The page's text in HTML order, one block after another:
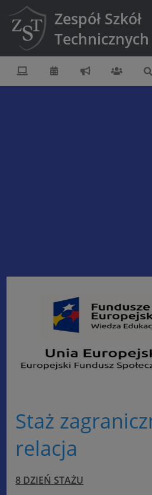
Zespół Szkół
Technicznych
Staż
relacja
8 DZIEŃ STAŻU